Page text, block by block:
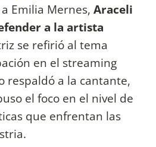
Emilia Mernes, Araceli
a la artista
se refirió al tema
en el streaming
respaldó a la cantante,
el foco en el nivel de
que enfrentan las